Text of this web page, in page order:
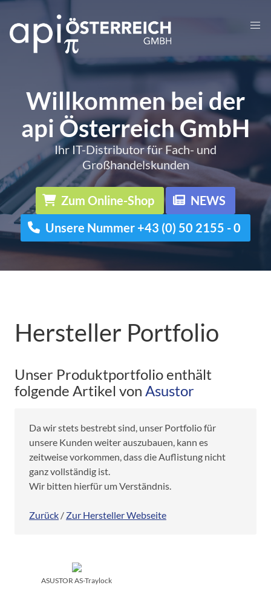
Willkommen bei der
api Österreich GmbH
Ihr IT-Distributor für Fach- und
Großhandelskunden
Zum Online-Shop
NEWS
Unsere Nummer +43 (0) 50 2155 - 0
Hersteller Portfolio
Unser Produktportfolio enthält
folgende Artikel von Asustor
Da wir stets bestrebt sind, unser Portfolio für
unsere Kunden weiter auszubauen, kann es
zeitweise vorkommen, dass die Auflistung nicht
ganz vollständig ist.
Wir bitten hierfür um Verständnis.
Zurück / Zur Hersteller Webseite
ASUSTOR AS-Traylock